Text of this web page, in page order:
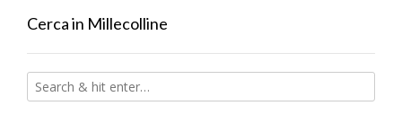
Cerca in Millecolline